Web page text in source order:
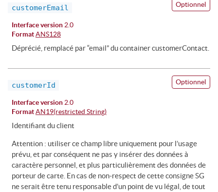
customerEmail Optionnel
Interface version 2.0
Format ANS128
Déprécié, remplacé par “email” du container customerContact.
customerId Optionnel
Interface version 2.0
Format AN19(restricted String)
Identifiant du client
Attention : utiliser ce champ libre uniquement pour l’usage
prévu, et par conséquent ne pas y insérer des données à
caractère personnel, et plus particulièrement des données de
porteur de carte. En cas de non-respect de cette consigne SG
ne serait être tenu responsable d’un point de vu légal, de tout